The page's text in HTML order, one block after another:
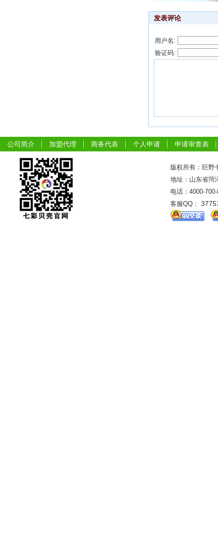
发表评论
用户名:
验证码:
公司简介 加盟代理 商务代表 个人申请 申请审查表
版权所有：巨野
地址：山东省菏
电话：4000-
客服QQ：